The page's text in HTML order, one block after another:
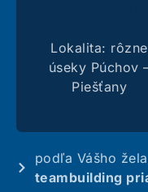
Lokalita: rôzne
úseky Púchov
Piešťany
podľa Vášho
teambuilding